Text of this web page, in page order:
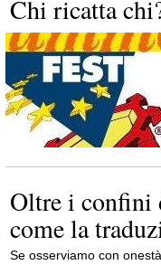
Chi ricatta
Oltre i confini
come la
Se osserviamo con